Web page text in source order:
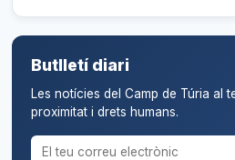
Butlletí diari
Les notícies del Camp de Túria al
proximitat i drets humans.
Correu electrònic per al butlletí